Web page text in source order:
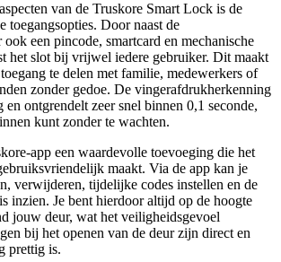
van de Truskore Smart Lock is de
toegangsopties. Door naast de
een pincode, smartcard en mechanische
het slot bij vrijwel iedere gebruiker. Dit maakt
te delen met familie, medewerkers of
zonder gedoe. De vingerafdrukherkenning
ontgrendelt zeer snel binnen 0,1 seconde,
kunt zonder te wachten.
app een waardevolle toevoeging die het
maakt. Via de app kan je
verwijderen, tijdelijke codes instellen en de
inzien. Je bent hierdoor altijd op de hoogte
jouw deur, wat het veiligheidsgevoel
bij het openen van de deur zijn direct en
prettig is.